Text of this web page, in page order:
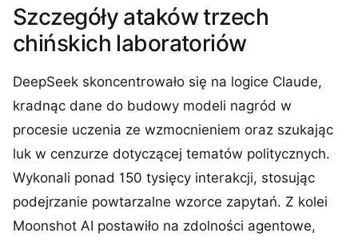
Szczegóły ataków trzech
chińskich laboratoriów
DeepSeek skoncentrowało się na logice Claude,
kradnąc dane do budowy modeli nagród w
procesie uczenia ze wzmocnieniem oraz szukając
luk w cenzurze dotyczącej tematów politycznych.
Wykonali ponad 150 tysięcy interakcji, stosując
podejrzanie powtarzalne wzorce zapytań. Z kolei
Moonshot AI postawiło na zdolności agentowe,